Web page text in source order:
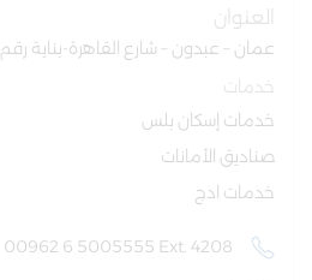
العنوان
عمان – عبدون – شارع القاهرة-بناية رقم 94
خدمات
خدمات إسكان بلس
صناديق الأمانات
خدمات ادج
00962 6 5005555 Ext. 4208